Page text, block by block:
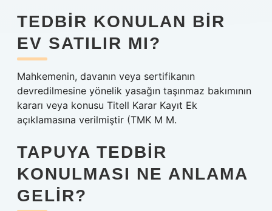
TEDBIR KONULAN BIR
EV SATILIR MI?
Mahkemenin, davanın veya sertifikanın
devredilmesine yönelik yasağın taşınmaz bakımının
kararı veya konusu Titell Karar Kayıt Ek
açıklamasına verilmiştir (TMK M M.
TAPUYA TEDBIR
KONULMASI NE ANLAMA
GELIR?